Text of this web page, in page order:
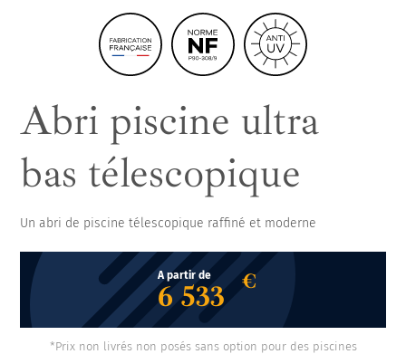
Abri piscine ultra
bas télescopique
Un abri de piscine télescopique raffiné et moderne
A partir de
6 533 €
*Prix non livrés non posés sans option pour des piscines